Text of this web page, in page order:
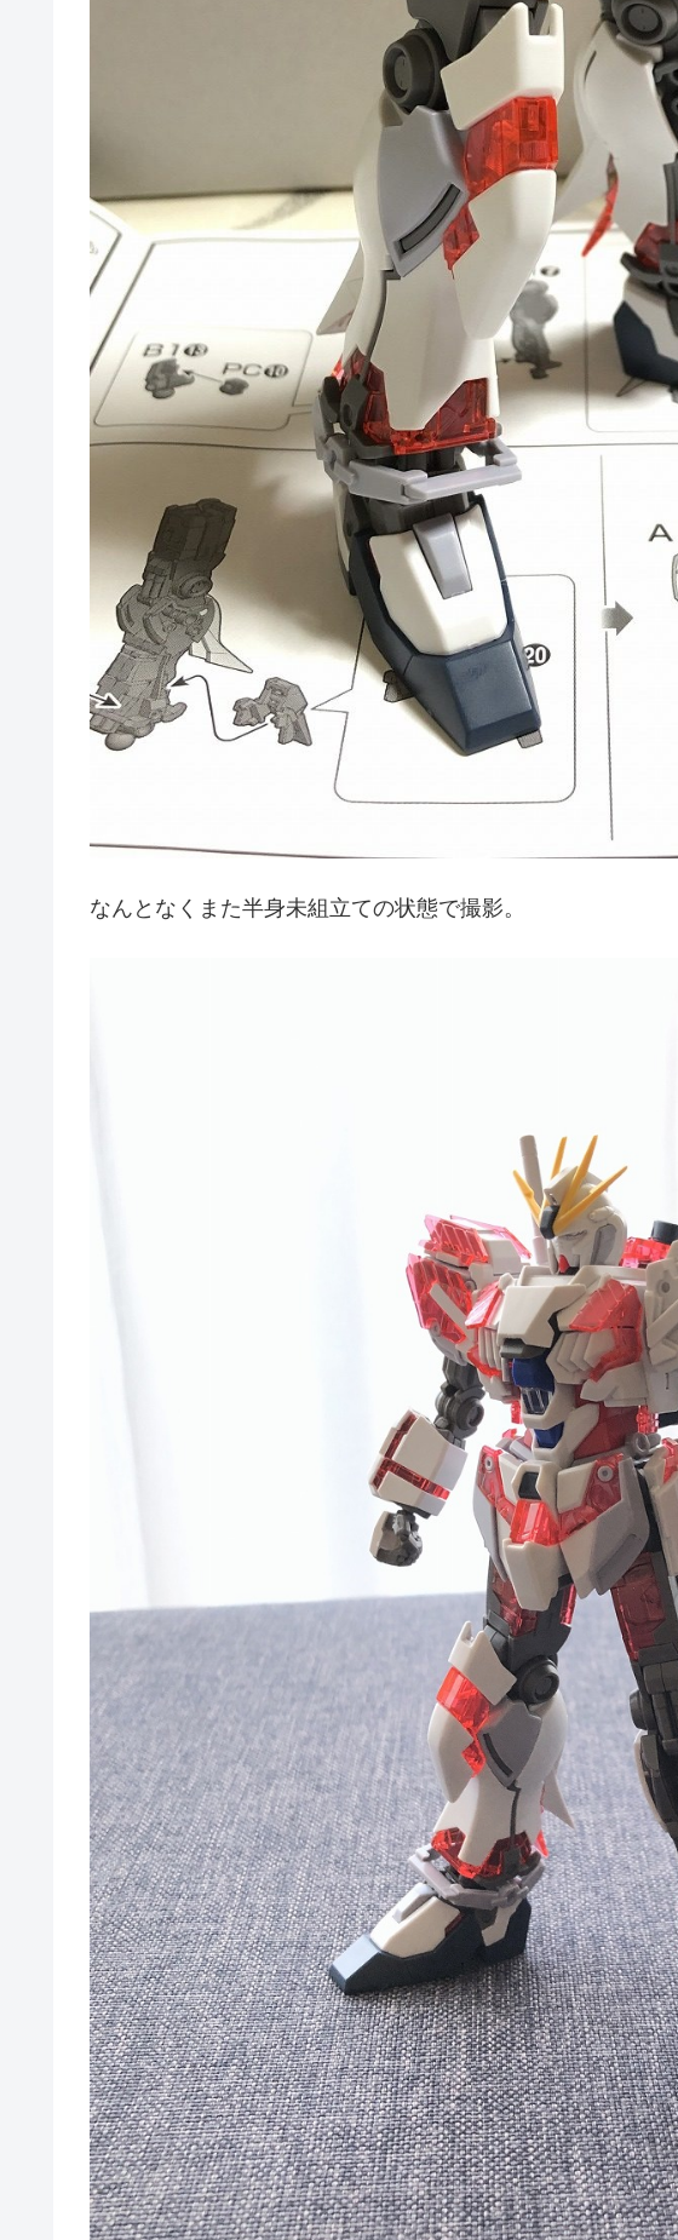
なんとなくまた半身未組立ての状態で撮影。